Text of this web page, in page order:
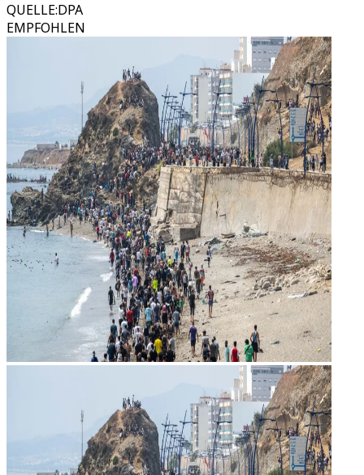
QUELLE:DPA
EMPFOHLEN